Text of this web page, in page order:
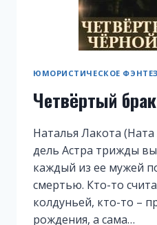
ЮМОРИСТИЧЕСКОЕ
Четвёртый
Наталья Лакота
дель Астра трижды
каждый из ее мужей
смертью. Кто-то
колдуньей, кто-то –
рождения, а сама…